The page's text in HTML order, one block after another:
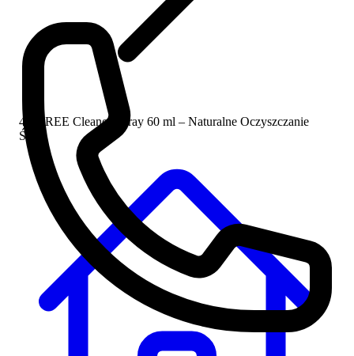
420FREE Cleaner Spray 60 ml – Naturalne Oczyszczanie
Śliny